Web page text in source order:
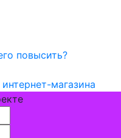
повысить?
магазина